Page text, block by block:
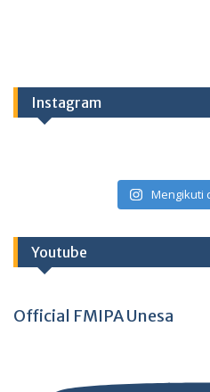
Instagram
Mengikuti
Youtube
Official FMIPA Unesa